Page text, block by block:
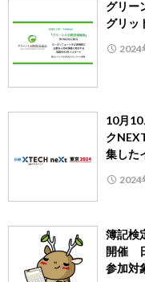
グリー
グリッ
2024
10月
ク
集した
2024
簿記検
開催
参加対